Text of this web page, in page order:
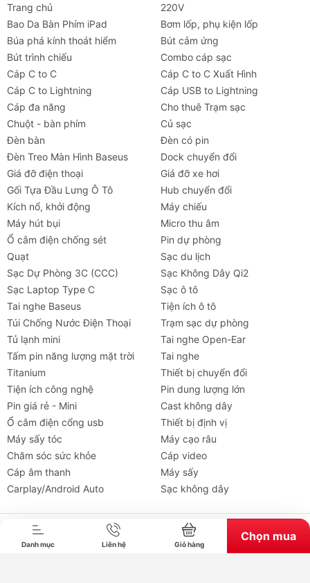
Tai nghe Máy chiếu Cho thuê
Danh mục Liên hệ Giỏ hàng
Chọn mua
Chọn bản 90W (CC-311):
Samsung Galaxy S25 Series, iPad Pro hoặc
sạc đồng thời 2 điện thoại công suất 45W mỗi
bên. Đây là bản tối ưu nhất cho chuẩn SFC
2.0.
Chọn bản 130W (CC-319):Nếu bạn có nhu
cầu sạc MacBook Pro, Laptop văn phòng đời
mới hỗ trợ PD hoặc muốn có công suất cổng
đơn lên tới 100W để sạc máy tính nhanh
chóng.
FAQ (Hỏi đáp thường gặp)
1. Sạc này có gây nóng ổ cắm tẩu thuốc không?
Không. Nhờ vỏ hợp kim nhôm tản nhiệt chủ động và
chip quản lý nhiệt thông minh, nhiệt độ luôn được
duy trì ở mức an toàn dù sạc tối đa công suất.
2. Tôi có cần dùng cáp sạc đặc biệt không?
Để đạt công suất 45W (SFC 2.0) trên bản 90W
hoặc 100W trên bản 130W, bạn cần sử dụng cáp sạc
5A (có chip E-Mark) đi kèm để đảm bảo truyền tải
dòng điện ổn định.
3. Có sạc được cho iPhone 17 mới nhất không?
Hoàn toàn được. Cả hai phiên bản đều hỗ trợ chuẩn
sạc nhanh PD (Power Delivery) tương thích với tất
cả các dòng iPhone hiện nay.
Mua ngay Tẩu Sạc Nhanh Mcdodo Gana
90W 130W chính hãng tại chube.
Trang chủ
220V
Bao Da Bàn Phím iPad
Bơm lốp, phụ kiện lốp
Búa phá kính thoát hiểm
Bút cảm ứng
Bút trình chiếu
Combo cáp sạc
Cáp C to C
Cáp C to C Xuất Hình
Cáp C to Lightning
Cáp USB to Lightning
Cáp đa năng
Cho thuê Trạm sạc
Chuột - bàn phím
Củ sạc
Đèn bàn
Đèn có pin
Đèn Treo Màn Hình Baseus
Dock chuyển đổi
Giá đỡ điện thoại
Giá đỡ xe hơi
Gối Tựa Đầu Lưng Ô Tô
Hub chuyển đổi
Kích nổ, khởi động
Máy chiếu
Máy hút bụi
Micro thu âm
Ổ cắm điện chống sét
Pin dự phòng
Quạt
Sạc du lịch
Sạc Dự Phòng 3C (CCC)
Sạc Không Dây Qi2
Sạc Laptop Type C
Sạc ô tô
Tai nghe Baseus
Tiện ích ô tô
Túi Chống Nước Điện Thoại
Trạm sạc dự phòng
Tủ lạnh mini
Tai nghe Open-Ear
Tấm pin năng lượng mặt trời
Tai nghe
Titanium
Thiết bị chuyển đổi
Tiện ích công nghệ
Pin dung lượng lớn
Pin giá rẻ - Mini
Cast không dây
Ổ cắm điện cổng usb
Thiết bị định vị
Máy sấy tóc
Máy cạo râu
Chăm sóc sức khỏe
Cáp video
Cáp âm thanh
Máy sấy
Carplay/Android Auto
Sạc không dây
Bản quyền thuộc về chube.vn. Cung cấp bởi Sapo.